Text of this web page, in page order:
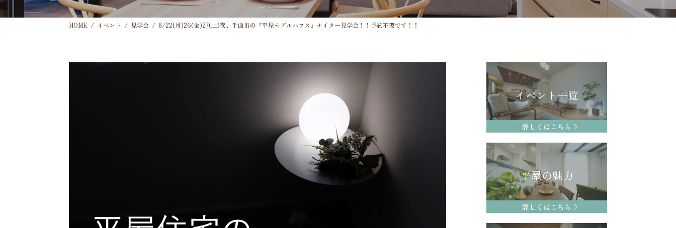
HOME イベント 見学会 8/22(月)26(金)27(土)夜、千曲市の『平屋モデルハウス』ナイター見学会！！予約不要です！！
イベント一覧
詳しくはこちら
平屋の魅力
詳しくはこちら